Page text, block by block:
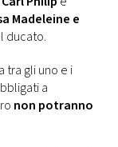
Madeleine e
ducato.
tra gli uno e i
a
non potranno